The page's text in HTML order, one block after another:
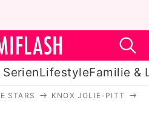
LifestyleFamilie &
STARS KNOX JOLIE-PITT